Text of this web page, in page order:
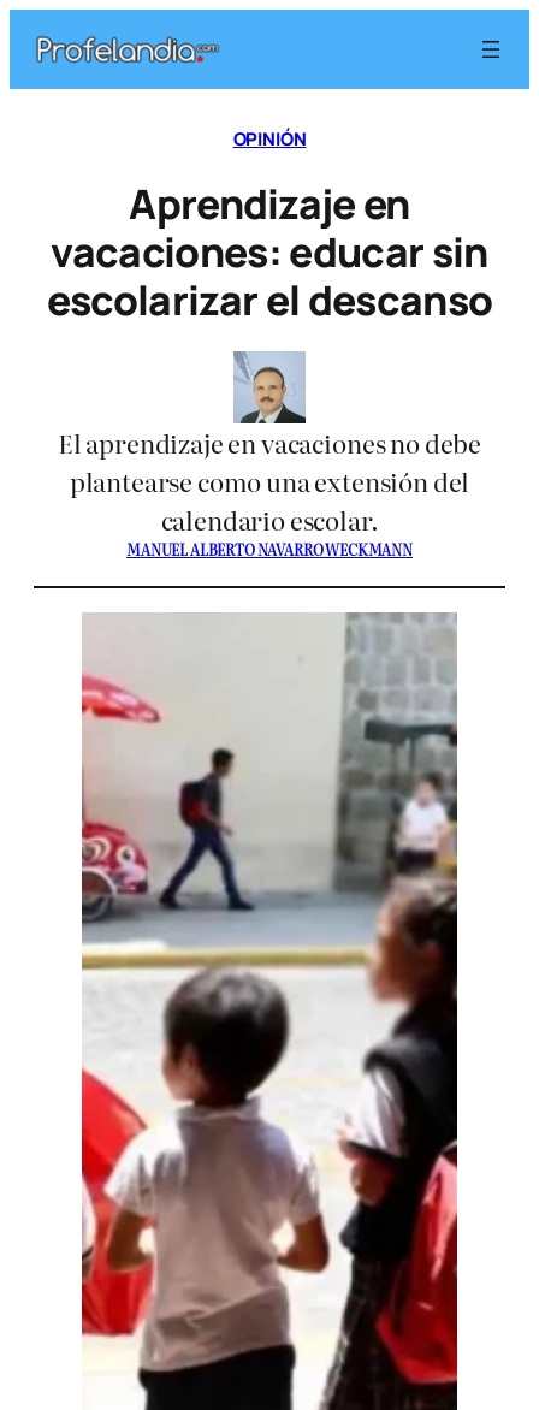
contenido
OPINIÓN
Aprendizaje en
vacaciones: educar sin
escolarizar el descanso
El aprendizaje en vacaciones no debe
plantearse como una extensión del
calendario escolar.
MANUEL ALBERTO NAVARRO WECKMANN